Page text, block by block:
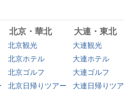
北京・華北 大連・東北
北京観光
大連観光
北京ホテル
大連ホテル
北京ゴルフ
大連ゴルフ
北京日帰りツアー
大連日帰りツ